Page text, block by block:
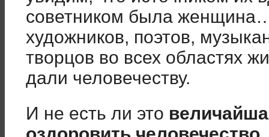
советником была
художников, поэтов,
творцов во всех областях
дали человечеству.
И не есть ли это